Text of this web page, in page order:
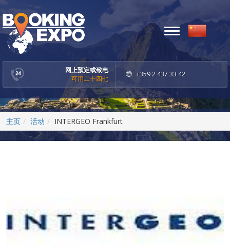
网上预定或致电
可用二十四七
+359 2 437 33 42
Toggle
navigation
主页 活动 INTERGEO Frankfurt